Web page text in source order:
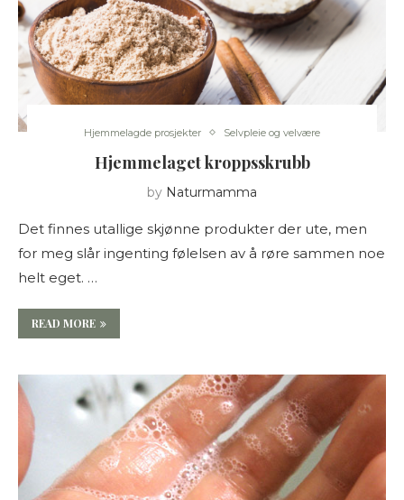
Hjemmelagde prosjekter Selvpleie og velvære
Hjemmelaget kroppsskrubb
by Naturmamma
Det finnes utallige skjønne produkter der ute, men
for meg slår ingenting følelsen av å røre sammen noe
helt eget. …
READ MORE